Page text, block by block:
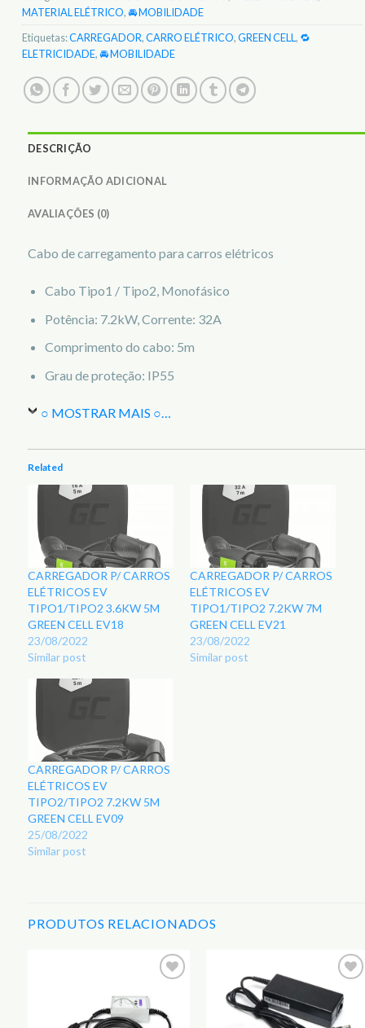
MATERIAL ELÉTRICO,🚘 MOBILIDADE
Etiquetas:CARREGADOR,CARRO ELÉTRICO,GREEN CELL, 🔁
ELETRICIDADE,🚘 MOBILIDADE
DESCRIÇÃO
INFORMAÇÃO ADICIONAL
AVALIAÇÕES (0)
Cabo de carregamento para carros elétricos
Cabo Tipo1 / Tipo2, Monofásico
Potência: 7.2kW, Corrente: 32A
Comprimento do cabo: 5m
Grau de proteção: IP55
○ MOSTRAR MAIS ○
Related
CARREGADOR P/ CARROS
ELÉTRICOS EV
TIPO1/TIPO2 3.6KW 5M
GREEN CELL EV18
23/08/2022
Similar post
CARREGADOR P/ CARROS
ELÉTRICOS EV
TIPO1/TIPO2 7.2KW 7M
GREEN CELL EV21
23/08/2022
Similar post
CARREGADOR P/ CARROS
ELÉTRICOS EV
TIPO2/TIPO2 7.2KW 5M
GREEN CELL EV09
25/08/2022
Similar post
PRODUTOS RELACIONADOS
Favoritos
Adicionar
aos
Favoritos